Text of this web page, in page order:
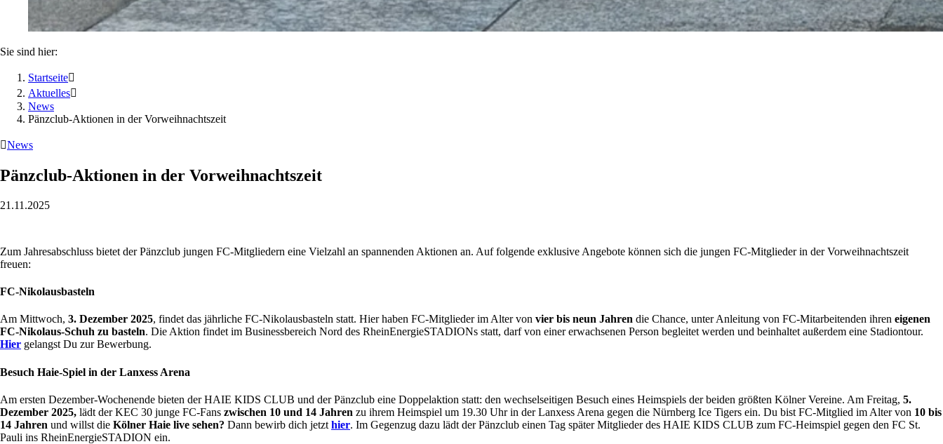
Sie sind hier:
Startseite
Aktuelles
News
Pänzclub-Aktionen in der Vorweihnachtszeit
News
Pänzclub-Aktionen in der Vorweihnachtszeit
21.11.2025
Zum Jahresabschluss bietet der Pänzclub jungen FC-Mitgliedern eine Vielzahl an spannenden Aktionen an. Auf folgende exklusive Angebote können sich die jungen FC-Mitglieder in der Vorweihnachtszeit
freuen:
FC-Nikolausbasteln
Am Mittwoch, 3. Dezember 2025, findet das jährliche FC-Nikolausbasteln statt. Hier haben FC-Mitglieder im Alter von vier bis neun Jahren die Chance, unter Anleitung von FC-Mitarbeitenden ihren eigenen
FC-Nikolaus-Schuh zu basteln. Die Aktion findet im Businessbereich Nord des RheinEnergieSTADIONs statt, darf von einer erwachsenen Person begleitet werden und beinhaltet außerdem eine Stadiontour.
Hier gelangst Du zur Bewerbung.
Besuch Haie-Spiel in der Lanxess Arena
Am ersten Dezember-Wochenende bieten der HAIE KIDS CLUB und der Pänzclub eine Doppelaktion statt: den wechselseitigen Besuch eines Heimspiels der beiden größten Kölner Vereine. Am Freitag, 5.
Dezember 2025, lädt der KEC 30 junge FC-Fans zwischen 10 und 14 Jahren zu ihrem Heimspiel um 19.30 Uhr in der Lanxess Arena gegen die Nürnberg Ice Tigers ein. Du bist FC-Mitglied im Alter von 10 bis
14 Jahren und willst die Kölner Haie live sehen? Dann bewirb dich jetzt hier. Im Gegenzug dazu lädt der Pänzclub einen Tag später Mitglieder des HAIE KIDS CLUB zum FC-Heimspiel gegen den FC St.
Pauli ins RheinEnergieSTADION ein.